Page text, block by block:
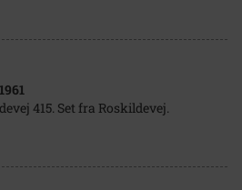
415. Set fra Roskildevej.